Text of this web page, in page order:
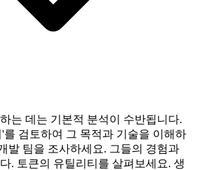
는 데는 기본적 분석이 수반됩니다.
를 검토하여 그 목적과 기술을 이해하
발 팀을 조사하세요. 그들의 경험과
. 토큰의 유틸리티를 살펴보세요. 생